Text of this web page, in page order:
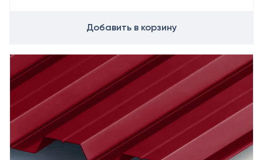
Добавить в корзину